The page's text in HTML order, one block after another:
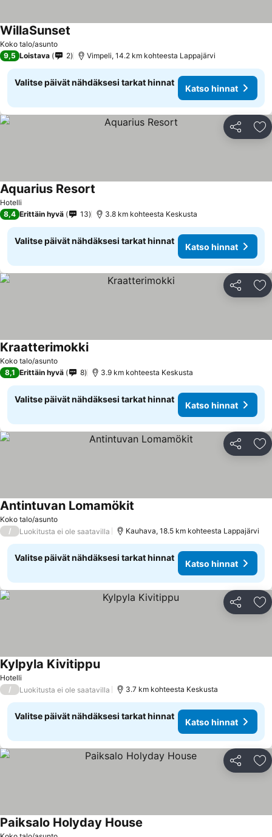
Koko talo/asunto
WillaSunset
9,5 Loistava 2 Vimpeli, 14.2 km kohteesta Lappajärvi
Valitse päivät nähdäksesi tarkat hinnat
Katso hinnat
Jaa
Hotelli
Aquarius Resort
8,4 Erittäin hyvä 13 3.8 km kohteesta Keskusta
Valitse päivät nähdäksesi tarkat hinnat
Katso hinnat
Jaa
Koko talo/asunto
Kraatterimokki
8,1 Erittäin hyvä 8 3.9 km kohteesta Keskusta
Valitse päivät nähdäksesi tarkat hinnat
Katso hinnat
Jaa
Koko talo/asunto
Antintuvan Lomamökit
/ Luokitusta ei ole saatavilla Kauhava, 18.5 km kohteesta Lappajärvi
Valitse päivät nähdäksesi tarkat hinnat
Katso hinnat
Jaa
Hotelli
Kylpyla Kivitippu
/ Luokitusta ei ole saatavilla 3.7 km kohteesta Keskusta
Valitse päivät nähdäksesi tarkat hinnat
Katso hinnat
Jaa
Paiksalo Holyday House